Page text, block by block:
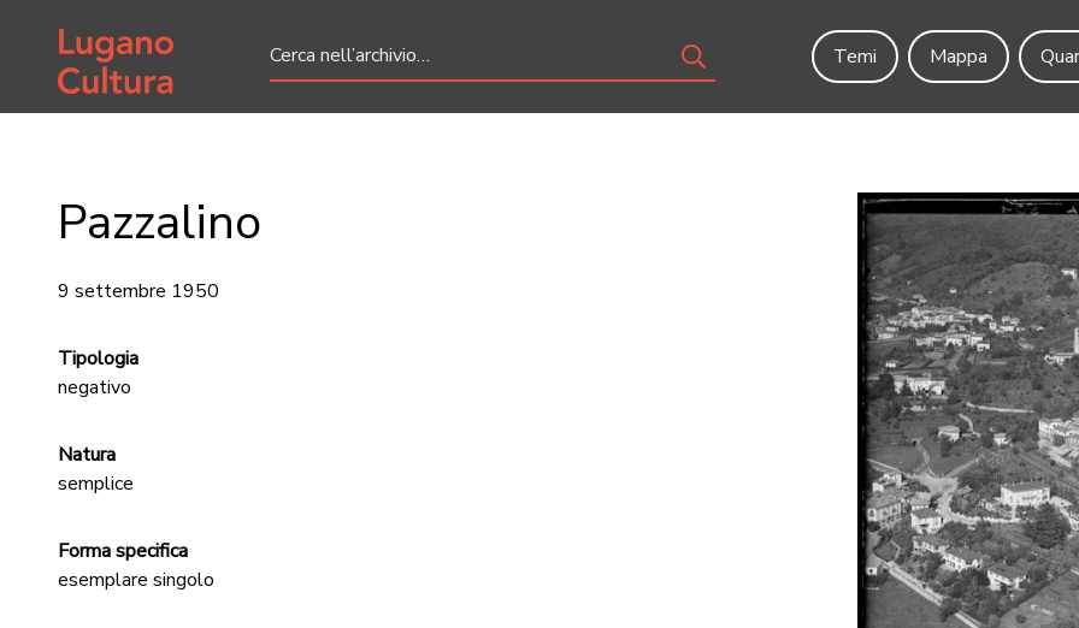
Home page
Temi
Mappa
Pazzalino
9 settembre 1950
Tipologia
negativo
Natura
semplice
Forma specifica
esemplare singolo